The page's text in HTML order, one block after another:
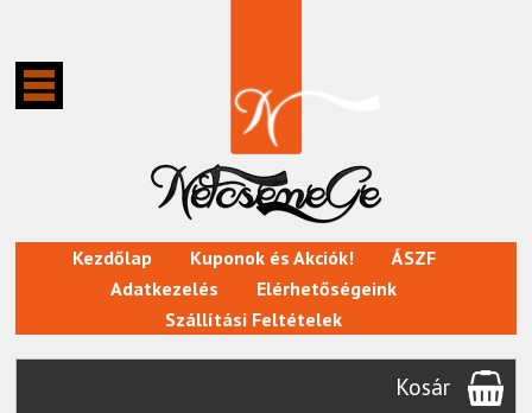
Kezdőlap Kuponok és Akciók!
ÁSZF
Adatkezelés
Elérhetőségeink
Szállítási Feltételek
Kosár